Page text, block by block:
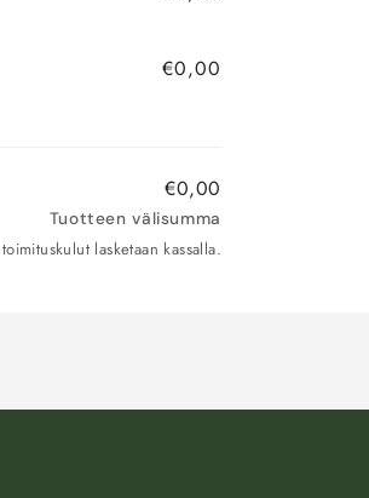
€0,00
€0,00
Tuotteen välisumma
lasketaan kassalla.